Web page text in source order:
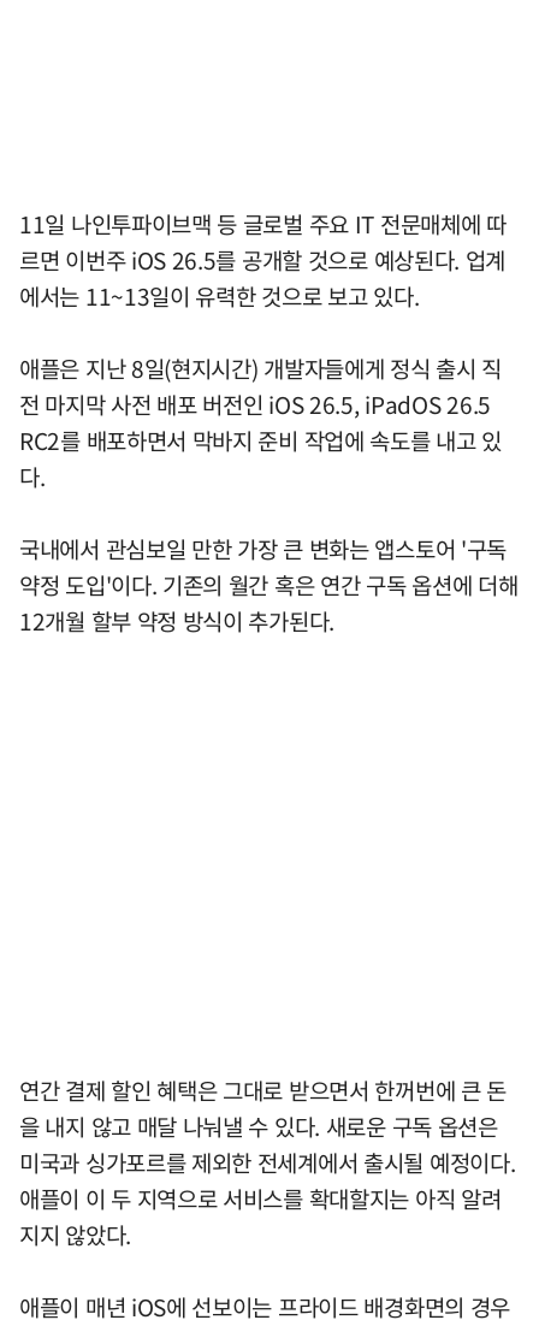
11일 나인투파이브맥 등 글로벌 주요 IT 전문매체에 따
르면 이번주 iOS 26.5를 공개할 것으로 예상된다. 업계
에서는 11~13일이 유력한 것으로 보고 있다.
애플은 지난 8일(현지시간) 개발자들에게 정식 출시 직
전 마지막 사전 배포 버전인 iOS 26.5, iPadOS 26.5
RC2를 배포하면서 막바지 준비 작업에 속도를 내고 있
다.
국내에서 관심보일 만한 가장 큰 변화는 앱스토어 '구독
약정 도입'이다. 기존의 월간 혹은 연간 구독 옵션에 더해
12개월 할부 약정 방식이 추가된다.
연간 결제 할인 혜택은 그대로 받으면서 한꺼번에 큰 돈
을 내지 않고 매달 나눠낼 수 있다. 새로운 구독 옵션은
미국과 싱가포르를 제외한 전세계에서 출시될 예정이다.
애플이 이 두 지역으로 서비스를 확대할지는 아직 알려
지지 않았다.
애플이 매년 iOS에 선보이는 프라이드 배경화면의 경우